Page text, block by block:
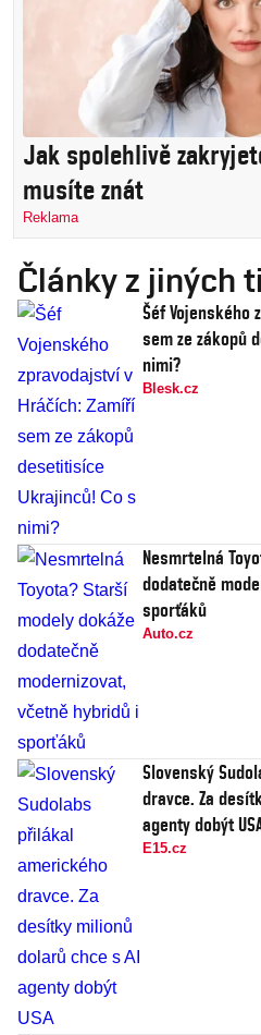
Jak spolehlivě
musíte znát
Reklama
Články z jiných
Šéf Vojenského
sem ze zákopů
nimi?
Blesk.cz
Nesmrtelná
dodatečně
sporťáků
Auto.cz
Slovenský
dravce. Za
agenty dobýt
E15.cz